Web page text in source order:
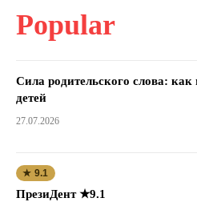
Popular
Сила родительского слова:
детей
27.07.2026
★ 9.1
ПрезиДент ★9.1